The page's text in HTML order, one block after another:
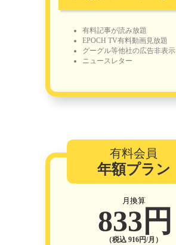
有料記事が読み放題
EPOCH TV有料動画見放題
グーグル等他社の広告非表示
ニュースレター
有料会員
年額プラン
月換算
833円
（税込 916円/月）